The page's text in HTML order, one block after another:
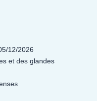
12/2026
et des glandes